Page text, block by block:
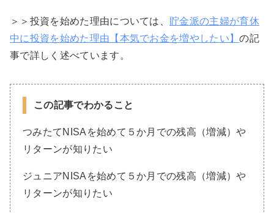
＞＞投資を始めた理由については、 貯金派の主婦が育休
中に投資を始めた理由【本気でお金を増やしたい】の記
事で詳しく述べています。
この記事でわかること
つみたてNISAを始めて５か月での残高（増減）や
リターンが知りたい
ジュニアNISAを始めて５か月での残高（増減）や
リターンが知りたい